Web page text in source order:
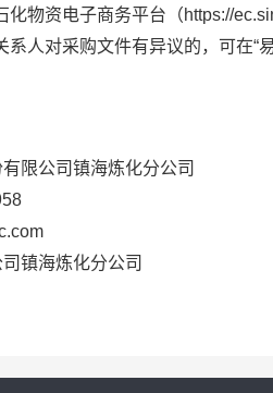
化物资电子商务平台（https://
人对采购文件有异议的，可在“
限公司镇海炼化分公司
镇海炼化分公司